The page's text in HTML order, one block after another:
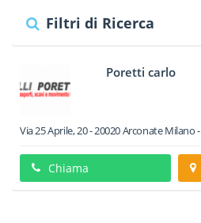
Filtri di Ricerca
Poretti carlo
Via 25 Aprile, 20-20020ArconateMilano -
Chiama